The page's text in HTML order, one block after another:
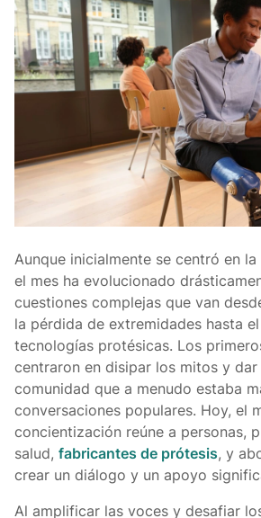
Aunque inicialmente se centró en
el mes ha evolucionado
cuestiones complejas que van
la pérdida de extremidades hasta
tecnologías protésicas. Los
centraron en disipar los mitos y
comunidad que a menudo estaba
conversaciones populares. Hoy, el
concientización reúne a personas,
salud, fabricantes de prótesis, y
crear un diálogo y un apoyo
Al amplificar las voces y desafiar